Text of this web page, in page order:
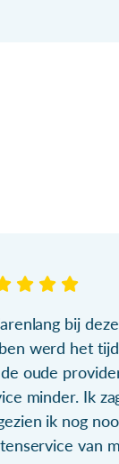
bij
werd het
oude
minder. Ik
ik nog
van